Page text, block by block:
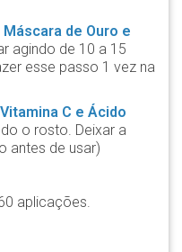
Máscara de Ouro e
agindo de 10 a 15
esse passo 1 vez na
C e Ácido
o rosto. Deixar a
antes de usar)
aplicações.